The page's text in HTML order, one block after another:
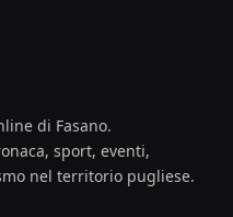
di Fasano.
sport, eventi,
nel territorio pugliese.